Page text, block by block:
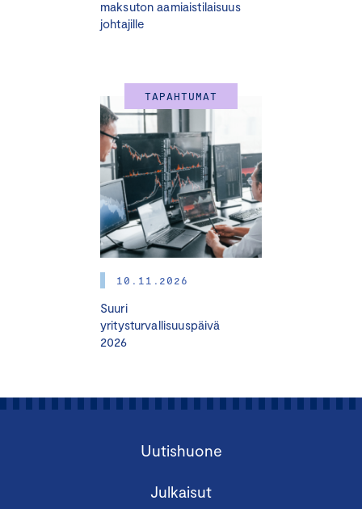
maksuton aamiaistilaisuus
johtajille
TAPAHTUMAT
10.11.2026
Suuri
yritysturvallisuuspäivä
2026
Uutishuone
Julkaisut